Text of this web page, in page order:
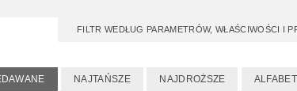
FILTR WEDŁUG PARAMETRÓW, WŁAŚCIWOŚCI I
NAJTAŃSZE NAJDROŻSZE